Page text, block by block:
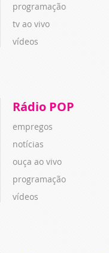
programação
tv ao vivo
vídeos
Rádio POP
empregos
notícias
ouça ao vivo
programação
vídeos